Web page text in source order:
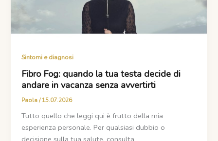
Sintomi e diagnosi
Fibro Fog: quando la tua testa decide di
andare in vacanza senza avvertirti
Paola/15.07.2026
Tutto quello che leggi qui è frutto della mia
esperienza personale. Per qualsiasi dubbio o